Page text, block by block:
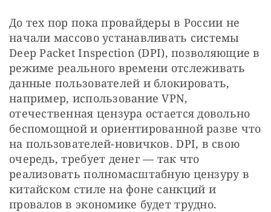
До тех пор пока провайдеры в России не
начали массово устанавливать системы
Deep Packet Inspection (DPI), позволяющие в
режиме реального времени отслеживать
данные пользователей и блокировать,
например, использование VPN,
отечественная цензура остается довольно
беспомощной и ориентированной разве что
на пользователей-новичков. DPI, в свою
очередь, требует денег — так что
реализовать полномасштабную цензуру в
китайском стиле на фоне санкций и
провалов в экономике будет трудно.